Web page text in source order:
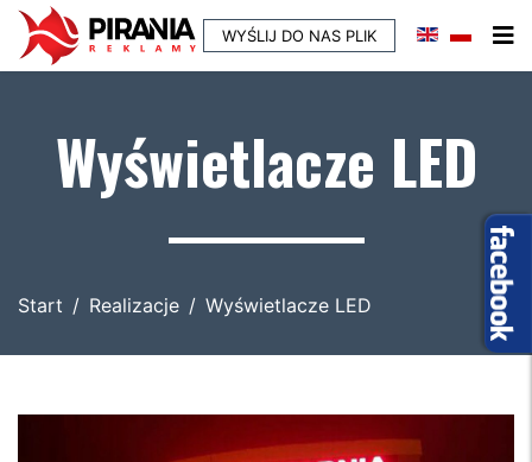
WYŚLIJ DO NAS PLIK
Wyświetlacze LED
Start Realizacje Wyświetlacze LED